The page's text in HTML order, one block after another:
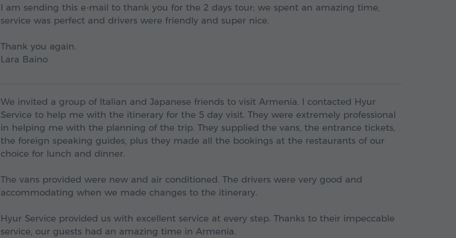
I am sending this e-mail to thank you for the 2 days tour; we spent an amazing time,
service was perfect and drivers were friendly and super nice.
Thank you again.
Lara Baino
We invited a group of Italian and Japanese friends to visit Armenia. I contacted Hyur
Service to help me with the itinerary for the 5 day visit. They were extremely professional
in helping me with the planning of the trip. They supplied the vans, the entrance tickets,
the foreign speaking guides, plus they made all the bookings at the restaurants of our
choice for lunch and dinner.
The vans provided were new and air conditioned. The drivers were very good and
accommodating when we made changes to the itinerary.
Hyur Service provided us with excellent service at every step. Thanks to their impeccable
service, our guests had an amazing time in Armenia.